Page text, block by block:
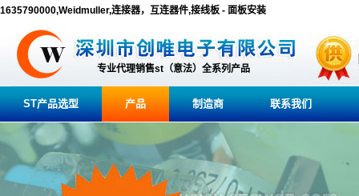
1635790000,Weidmuller,连接器，互连器件,接线板 - 面板安装
专业代理销售st（意法）全系列产品
ST产品选型 产品 制造商 联系我们